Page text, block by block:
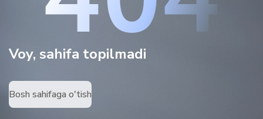
Voy, sahifa topilmadi
Bosh sahifaga o'tish